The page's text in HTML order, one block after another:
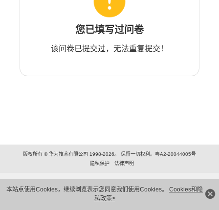
本站点使用Cookies，继续浏览表示您同意我们使用Cookies。 Cookies和隐
私政策>
您已填写过问卷
该问卷已提交过，无法重复提交！
版权所有 © 华为技术有限公司 1998-2026。 保留一切权利。粤A2-20044005号
隐私保护
法律声明